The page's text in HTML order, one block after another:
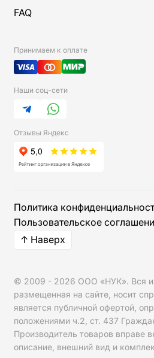
FAQ
Принимаем к оплате
Наши соц-сети
TelegramWhatsApp
Отзывы Яндекс
Политика
Пользовательское
Мы используем cookies для
↑ Наверх
© 2009 - 2026 ООО «НУК». Вся
размещенная на сайте, носит
является публичной офертой,
положениями ч.2, ст. 437
Производитель товаров вправе
описание, внешний вид и